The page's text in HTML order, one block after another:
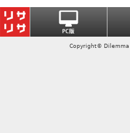
Copyright© Dilemma